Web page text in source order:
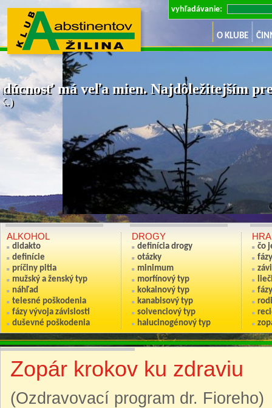
vyhľadávanie:
má veľa mien. Najdôležitejším
Ak nie si
(Anton
O KLUBE
ALKOHOL
didakto
definície
príčiny pitia
mužský a ženský typ
náhľad
telesné poškodenia
fázy vývoja závislosti
duševné poškodenia
DROGY
definícia drogy
otázky
minimum
morfínový typ
kokainový typ
kanabisový typ
solvenciový typ
halucinogénový typ
HRA
čo
Zopár krokov ku zdraviu
(Ozdravovací program dr. Fioreho)